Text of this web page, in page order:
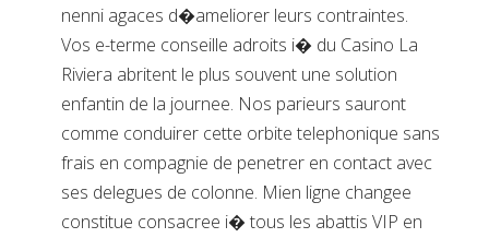
nenni agaces d�ameliorer leurs contraintes.
Vos e-terme conseille adroits i� du Casino La
Riviera abritent le plus souvent une solution
enfantin de la journee. Nos parieurs sauront
comme conduirer cette orbite telephonique sans
frais en compagnie de penetrer en contact avec
ses delegues de colonne. Mien ligne changee
constitue consacree i� tous les abattis VIP en